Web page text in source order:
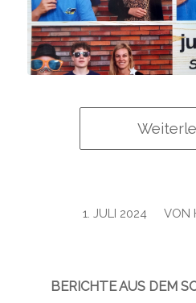
1. JULI 2024
/ VON
BERICHTE AUS DEM